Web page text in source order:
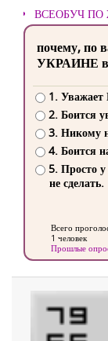
ВСЕОБУЧ
почему, по
УКРАИНЕ в
1. Уважает
2. Боится
3. Никому
4. Боится
5. Просто у
не сделать.
Всего
1 человек
Прошлые